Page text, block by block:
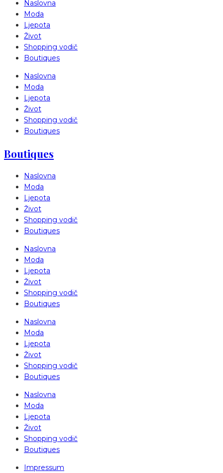
Naslovna
Moda
Ljepota
Život
Shopping vodič
Boutiques
Naslovna
Moda
Ljepota
Život
Shopping vodič
Boutiques
Boutiques
Naslovna
Moda
Ljepota
Život
Shopping vodič
Boutiques
Naslovna
Moda
Ljepota
Život
Shopping vodič
Boutiques
Naslovna
Moda
Ljepota
Život
Shopping vodič
Boutiques
Naslovna
Moda
Ljepota
Život
Shopping vodič
Boutiques
Impressum